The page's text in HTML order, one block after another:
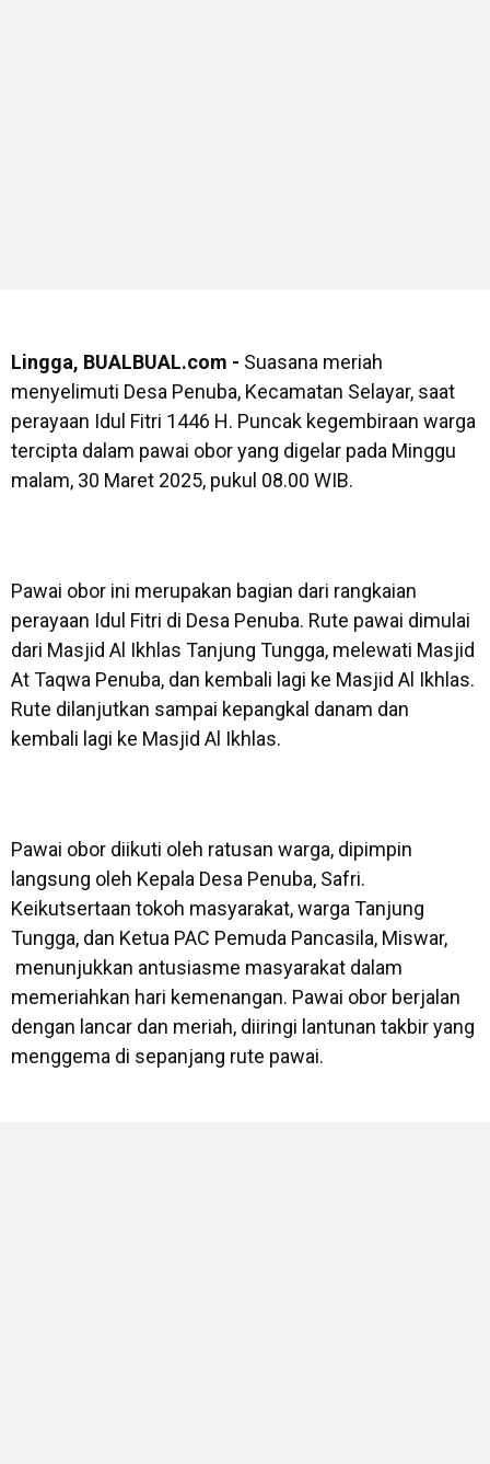
Lingga, BUALBUAL.com - Suasana meriah
menyelimuti Desa Penuba, Kecamatan Selayar, saat
perayaan Idul Fitri 1446 H. Puncak kegembiraan warga
tercipta dalam pawai obor yang digelar pada Minggu
malam, 30 Maret 2025, pukul 08.00 WIB.
Pawai obor ini merupakan bagian dari rangkaian
perayaan Idul Fitri di Desa Penuba. Rute pawai dimulai
dari Masjid Al Ikhlas Tanjung Tungga, melewati Masjid
At Taqwa Penuba, dan kembali lagi ke Masjid Al Ikhlas.
Rute dilanjutkan sampai kepangkal danam dan
kembali lagi ke Masjid Al Ikhlas.
Pawai obor diikuti oleh ratusan warga, dipimpin
langsung oleh Kepala Desa Penuba, Safri.
Keikutsertaan tokoh masyarakat, warga Tanjung
Tungga, dan Ketua PAC Pemuda Pancasila, Miswar,
menunjukkan antusiasme masyarakat dalam
memeriahkan hari kemenangan. Pawai obor berjalan
dengan lancar dan meriah, diiringi lantunan takbir yang
menggema di sepanjang rute pawai.